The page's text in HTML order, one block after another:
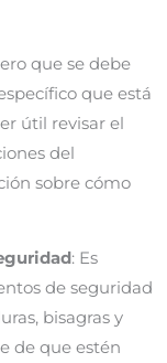
que se debe
que está
útil revisar el
del
sobre cómo
: Es
de seguridad
bisagras y
de que estén